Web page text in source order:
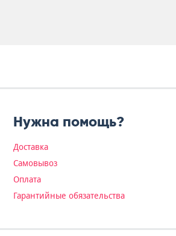
Нужна помощь?
Доставка
Самовывоз
Оплата
Гарантийные обязательства